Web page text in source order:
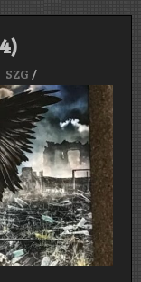
SZG /